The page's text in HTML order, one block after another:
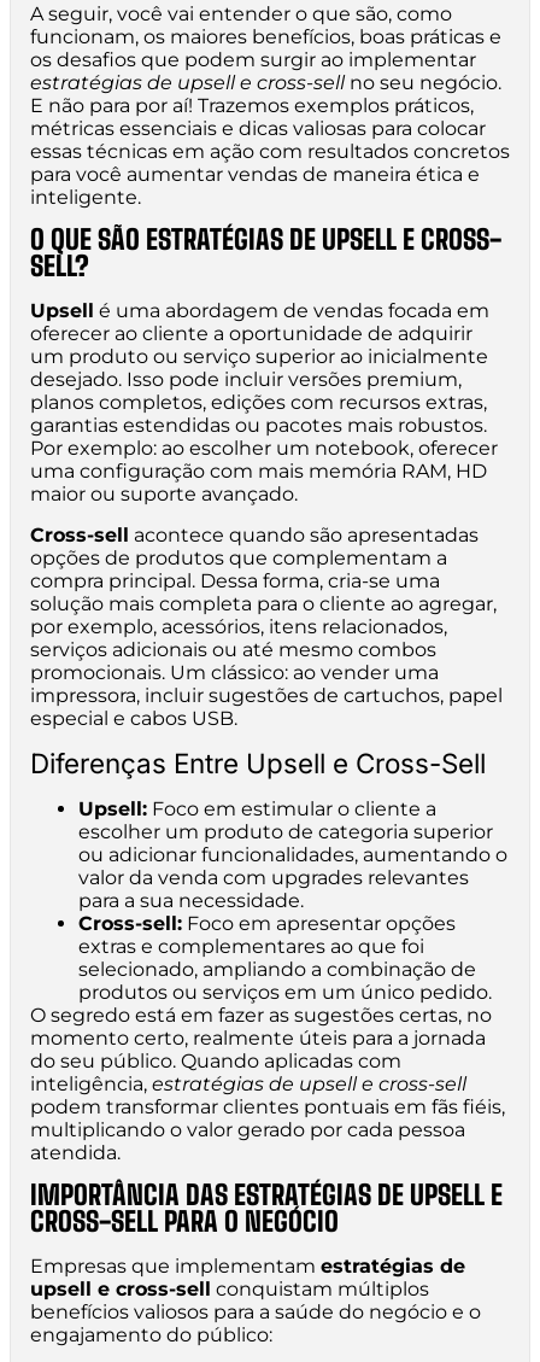
A seguir, você vai entender o que são, como
funcionam, os maiores benefícios, boas práticas e
os desafios que podem surgir ao implementar
estratégias de upsell e cross-sellno seu negócio.
E não para por aí! Trazemos exemplos práticos,
métricas essenciais e dicas valiosas para colocar
essas técnicas em ação com resultados concretos
para você aumentar vendas de maneira ética e
inteligente.
O QUE SÃO ESTRATÉGIAS DE UPSELL E CROSS-
SELL?
Upsell é uma abordagem de vendas focada em
oferecer ao cliente a oportunidade de adquirir
um produto ou serviço superior ao inicialmente
desejado. Isso pode incluir versões premium,
planos completos, edições com recursos extras,
garantias estendidas ou pacotes mais robustos.
Por exemplo: ao escolher um notebook, oferecer
uma configuração com mais memória RAM, HD
maior ou suporte avançado.
Cross-sell acontece quando são apresentadas
opções de produtos que complementam a
compra principal. Dessa forma, cria-se uma
solução mais completa para o cliente ao agregar,
por exemplo, acessórios, itens relacionados,
serviços adicionais ou até mesmo combos
promocionais. Um clássico: ao vender uma
impressora, incluir sugestões de cartuchos, papel
especial e cabos USB.
Diferenças Entre Upsell e Cross-Sell
Upsell: Foco em estimular o cliente a
escolher um produto de categoria superior
ou adicionar funcionalidades, aumentando o
valor da venda com upgrades relevantes
para a sua necessidade.
Cross-sell: Foco em apresentar opções
extras e complementares ao que foi
selecionado, ampliando a combinação de
produtos ou serviços em um único pedido.
O segredo está em fazer as sugestões certas, no
momento certo, realmente úteis para a jornada
do seu público. Quando aplicadas com
inteligência, estratégias de upsell e cross-sell
podem transformar clientes pontuais em fãs fiéis,
multiplicando o valor gerado por cada pessoa
atendida.
IMPORTÂNCIA DAS ESTRATÉGIAS DE UPSELL E
CROSS-SELL PARA O NEGÓCIO
Empresas que implementam estratégias de
upsell e cross-sell conquistam múltiplos
benefícios valiosos para a saúde do negócio e o
engajamento do público: